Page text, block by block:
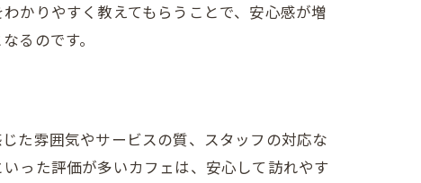
かりやすく教えてもらうことで、安心感が増
るのです。
た雰囲気やサービスの質、スタッフの対応な
った評価が多いカフェは、安心して訪れやす